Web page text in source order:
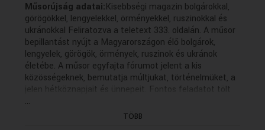
Műsorújság adatai:Kisebbségi magazin bolgárokkal,
görögökkel, lengyelekkel, örményekkel, ruszinokkal és
ukránokkal Feliratozva a teletext 333. oldalán. A műsor
bepillantást nyújt a Magyarországon élő bolgárok,
lengyelek, görögök, örmények, ruszinok és ukránok
életébe. A műsor egyfajta fórumot jelent a kis
közösségeknek, bemutatja múltjukat, történelmüket, a
jelen hétköznapjait és ünnepeit. Fontos feladatot tölt
be az anyanyelvi kultúra ápolásában, hiszen a forgatott
anyagok többsége az adott kisebbség nyelvén készül
...
TÖBB